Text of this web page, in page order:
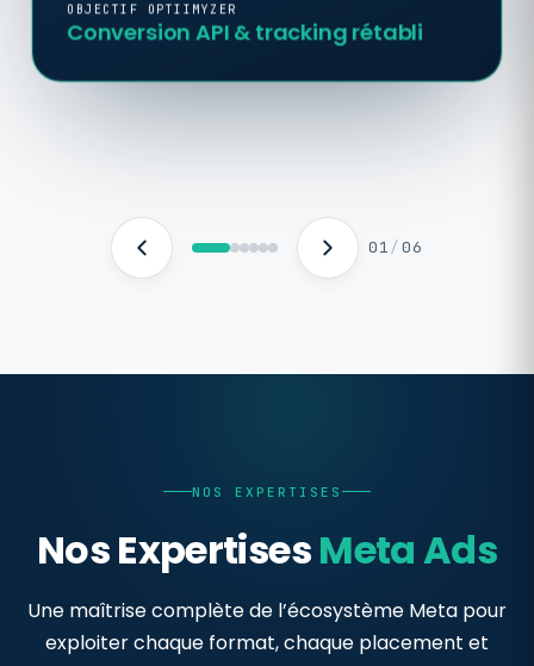
Conversion API & tracking rétabli
OBJECTIF OPTIIMYZER
01/06
NOS EXPERTISES
Nos ExpertisesMeta Ads
Une maîtrise complète de l’écosystème Meta pour
exploiter chaque format, chaque placement et